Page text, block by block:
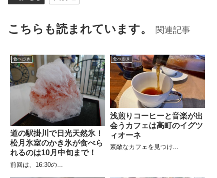
こちらも読まれています。 関連記事
食べ歩き
道の駅掛川で日光天然氷！
松月氷室のかき氷が食べら
れるのは10月中旬まで！
前回は、16:30の...
食べ歩き
浅煎りコーヒーと音楽が出
会うカフェは高町のイグツ
ィオーネ
素敵なカフェを見つけ...